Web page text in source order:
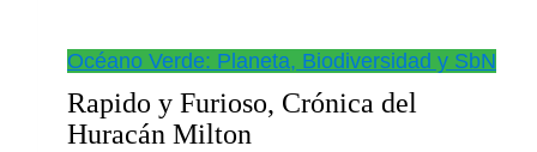
Océano Verde: Planeta, Biodiversidad y SbN
Rapido y Furioso, Crónica del
Huracán Milton